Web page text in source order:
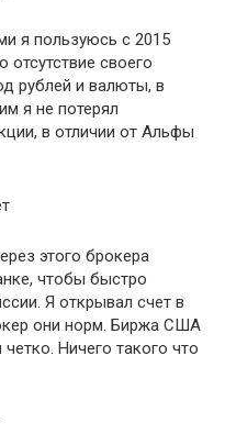
я пользуюсь с 2015
отсутствие своего
рублей и валюты, в
я не потерял
в отличии от Альфы
этого брокера
чтобы быстро
Я открывал счет в
они норм. Биржа США
Ничего такого что